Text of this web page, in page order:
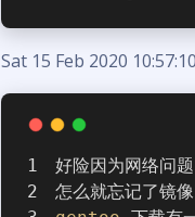
Sat 15 Feb 2020
好险因为网络问
怎么就忘记了镜